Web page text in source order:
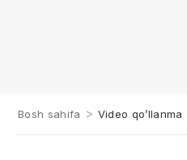
Bosh sahifa > Video qo’llanma